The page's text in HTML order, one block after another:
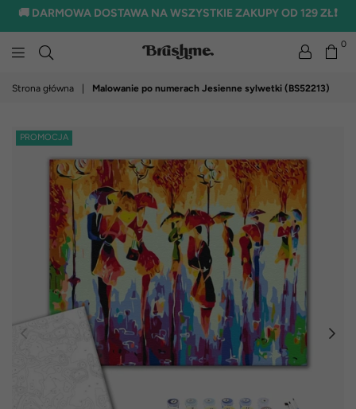
🚚 DARMOWA DOSTAWA NA WSZYSTKIE ZAKUPY OD 129 ZŁ❗
0
Strona główna Malowanie po numerach Jesienne sylwetki (BS52213)
PROMOCJA